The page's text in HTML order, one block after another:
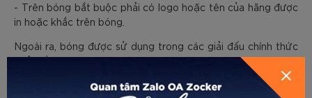
- Trên bóng bắt buộc phải có logo hoặc tên của hãng được
in hoặc khắc trên bóng.
Ngoài ra, bóng được sử dụng trong các giải đấu chính thức
phải nằm trong danh sách bóng được USA Pickleball phê
). Các bạn có thể tìm các sản phẩm này
trên website chính thức của hiệp hội (usapickleball.org).